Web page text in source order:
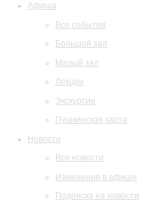
Афиша
Все события
Большой зал
Малый зал
Лекции
Экскурсии
Пушкинская карта
Новости
Все новости
Изменения в афише
Подписка на новости